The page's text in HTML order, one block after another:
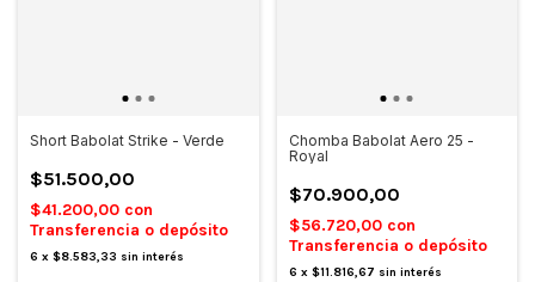
Short Babolat Strike - Verde
$51.500,00
$41.200,00 con
Transferencia o depósito
6 x $8.583,33 sin interés
Chomba Babolat Aero 25 -
Royal
$70.900,00
$56.720,00 con
Transferencia o depósito
6 x $11.816,67 sin interés